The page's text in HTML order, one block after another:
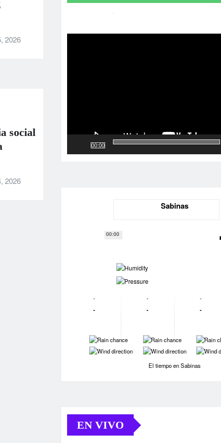
2026
social
2026
00:00
00:00
Sabinas
-
-
-
-
-
-
-
-
-
-
-
-
-
-
El tiempo en Sabinas
EN VIVO